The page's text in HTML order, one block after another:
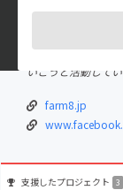
出身国：日本 出身
「地域を食べる」
的価値と社会的価
いこうと活動して
farm8.jp
支援したプロジェクト 3